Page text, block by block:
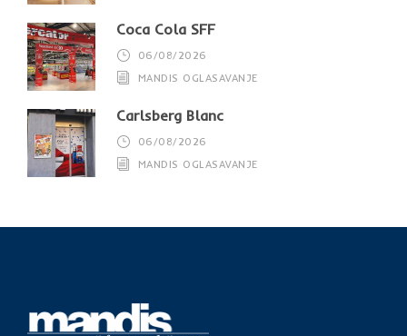
Coca Cola SFF
06/08/2026
MANDIS OGLASAVANJE
Carlsberg Blanc
06/08/2026
MANDIS OGLASAVANJE